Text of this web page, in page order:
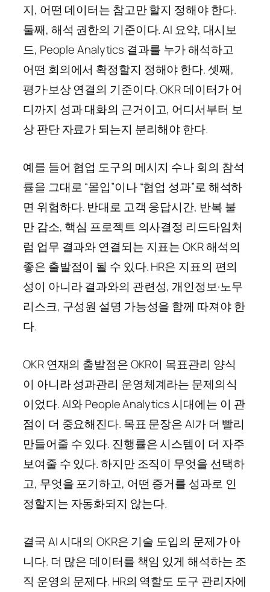
지, 어떤 데이터는 참고만 할지 정해야 한다.
둘째, 해석 권한의 기준이다. AI 요약, 대시보
드, People Analytics 결과를 누가 해석하고
어떤 회의에서 확정할지 정해야 한다. 셋째,
평가·보상 연결의 기준이다. OKR 데이터가 어
디까지 성과 대화의 근거이고, 어디서부터 보
상 판단 자료가 되는지 분리해야 한다.
예를 들어 협업 도구의 메시지 수나 회의 참석
률을 그대로 “몰입”이나 “협업 성과”로 해석하
면 위험하다. 반대로 고객 응답시간, 반복 불
만 감소, 핵심 프로젝트 의사결정 리드타임처
럼 업무 결과와 연결되는 지표는 OKR 해석의
좋은 출발점이 될 수 있다. HR은 지표의 편의
성이 아니라 결과와의 관련성, 개인정보·노무
리스크, 구성원 설명 가능성을 함께 따져야 한
다.
OKR 연재의 출발점은 OKR이 목표관리 양식
이 아니라 성과관리 운영체계라는 문제의식
이었다. AI와 People Analytics 시대에는 이 관
점이 더 중요해진다. 목표 문장은 AI가 더 빨리
만들어줄 수 있다. 진행률은 시스템이 더 자주
보여줄 수 있다. 하지만 조직이 무엇을 선택하
고, 무엇을 포기하고, 어떤 증거를 성과로 인
정할지는 자동화되지 않는다.
결국 AI 시대의 OKR은 기술 도입의 문제가 아
니다. 더 많은 데이터를 책임 있게 해석하는 조
직 운영의 문제다. HR의 역할도 도구 관리자에